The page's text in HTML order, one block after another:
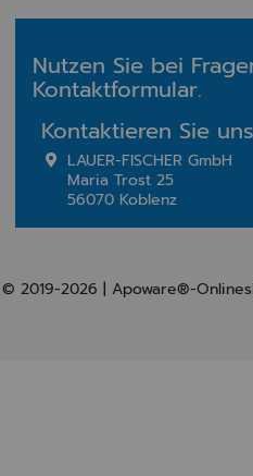
Nutzen Sie bei
Kontaktformular.
Kontaktieren Sie
LAUER-FISCHER GmbH
Maria Trost 25
56070 Koblenz
© 2019-2026 | Apoware®-